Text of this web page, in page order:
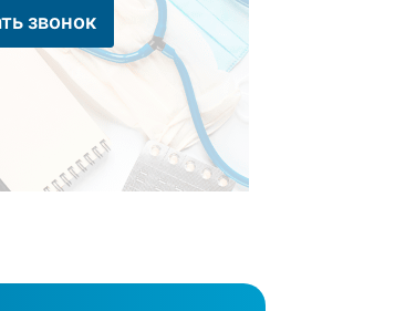
звонок